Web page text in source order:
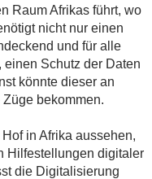
Raum Afrikas führt, wo
nicht nur einen
und für alle
Schutz der Daten
könnte dieser an
bekommen.
in Afrika aussehen,
Hilfestellungen digitaler
die Digitalisierung